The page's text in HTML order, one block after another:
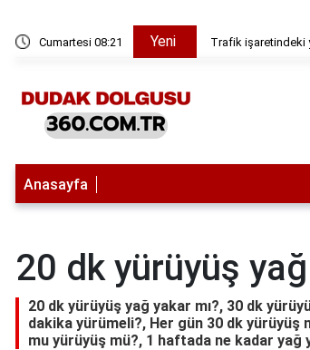
Cumartesi 08:21 Yeni Gaz ve debriyaja
Anasayfa
20 dk yürüyüş
20 dk yürüyüş yağ yakar mı?, 30 dk
dakika yürümeli?, Her gün 30 dk
mu yürüyüş mü?, 1 haftada ne kadar yağ